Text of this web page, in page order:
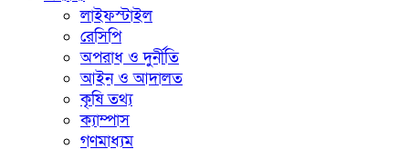
লাইফস্টাইল
রেসিপি
অপরাধ ও দুর্নীতি
আইন ও আদালত
কৃষি তথ্য
ক্যাম্পাস
গণমাধ্যম